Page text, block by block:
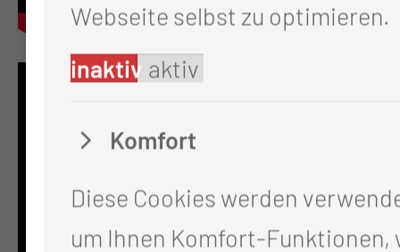
Webseite selbst zu optimieren.
inaktiv aktiv
Komfort
Diese Cookies werden
um Ihnen Komfort-Funktionen,